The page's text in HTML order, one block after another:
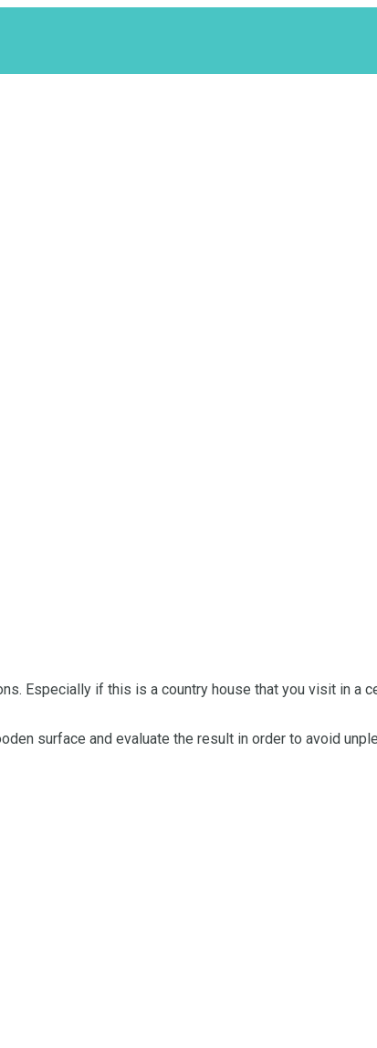
Especially if this is a country house that you visit in a
surface and evaluate the result in order to avoid